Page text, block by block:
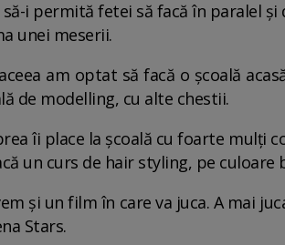
să-i permită fetei să facă în paralel
unei meserii.
am optat să facă o școală
de modelling, cu alte chestii.
îi place la școală cu foarte mulți
un curs de hair styling, pe culoare
și un film în care va juca. A mai
Stars.